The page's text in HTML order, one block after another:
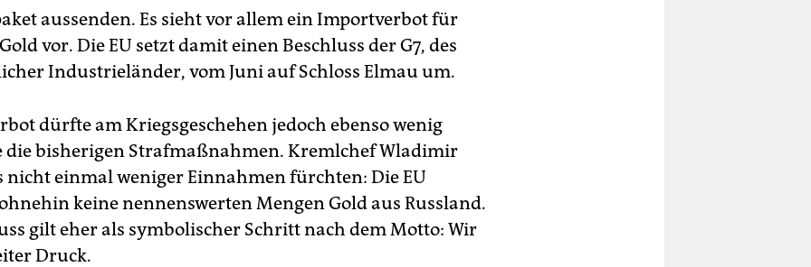
aussenden. Es sieht vor allem ein Importverbot für
vor. Die EU setzt damit einen Beschluss der G7, des
Industrieländer, vom Juni auf Schloss Elmau um.
dürfte am Kriegsgeschehen jedoch ebenso wenig
die bisherigen Strafmaßnahmen. Kremlchef Wladimir
nicht einmal weniger Einnahmen fürchten: Die EU
keine nennenswerten Mengen Gold aus Russland.
gilt eher als symbolischer Schritt nach dem Motto: Wir
Druck.